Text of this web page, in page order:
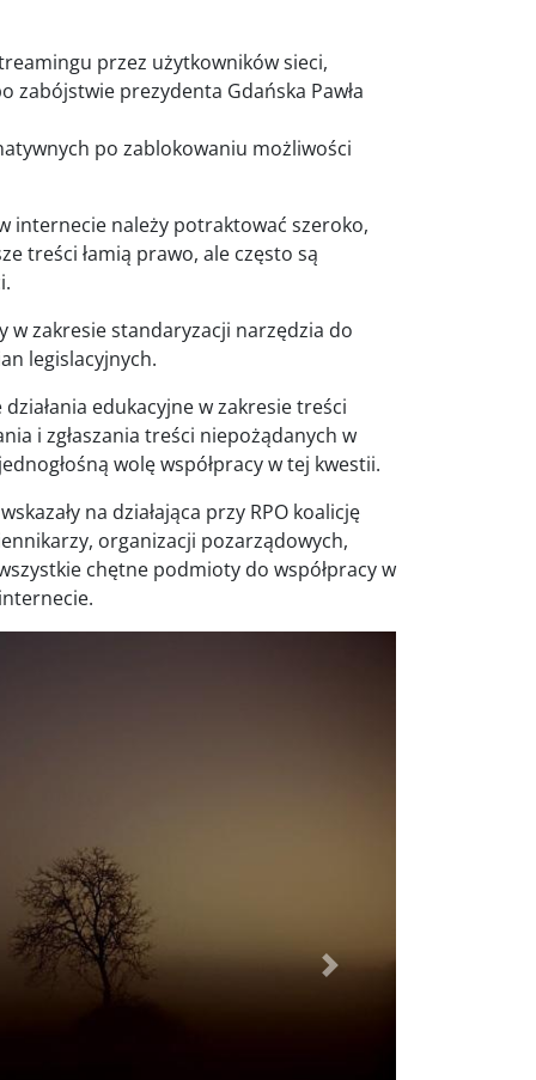
przez użytkowników sieci,
zabójstwie prezydenta Gdańska Pawła
po zablokowaniu możliwości
internecie należy potraktować szeroko,
treści łamią prawo, ale często są
w zakresie standaryzacji narzędzia do
legislacyjnych.
edukacyjne w zakresie treści
i zgłaszania treści niepożądanych w
wolę współpracy w tej kwestii.
na działająca przy RPO koalicję
organizacji pozarządowych,
chętne podmioty do współpracy w
Dalej